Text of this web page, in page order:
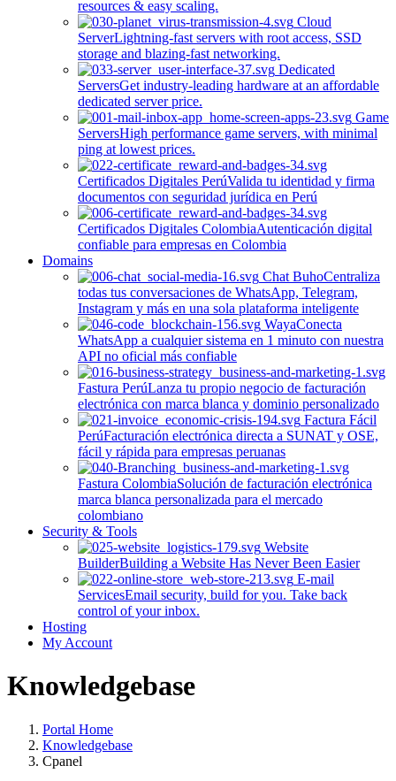
resources & easy scaling.
Cloud
ServerLightning-fast servers with root access, SSD
storage and blazing-fast networking.
Dedicated
ServersGet industry-leading hardware at an affordable
dedicated server price.
Game
ServersHigh performance game servers, with minimal
ping at lowest prices.
Certificados Digitales PerúValida tu identidad y firma
documentos con seguridad jurídica en Perú
Certificados Digitales ColombiaAutenticación digital
confiable para empresas en Colombia
Domains
Chat BuhoCentraliza
todas tus conversaciones de WhatsApp, Telegram,
Instagram y más en una sola plataforma inteligente
WayaConecta
WhatsApp a cualquier sistema en 1 minuto con nuestra
API no oficial más confiable
Fastura PerúLanza tu propio negocio de facturación
electrónica con marca blanca y dominio personalizado
Factura Fácil
PerúFacturación electrónica directa a SUNAT y OSE,
fácil y rápida para empresas peruanas
Fastura ColombiaSolución de facturación electrónica
marca blanca personalizada para el mercado
colombiano
Security & Tools
Website
BuilderBuilding a Website Has Never Been Easier
E-mail
ServicesEmail security, build for you. Take back
control of your inbox.
Hosting
My Account
Knowledgebase
Portal Home
Knowledgebase
Cpanel